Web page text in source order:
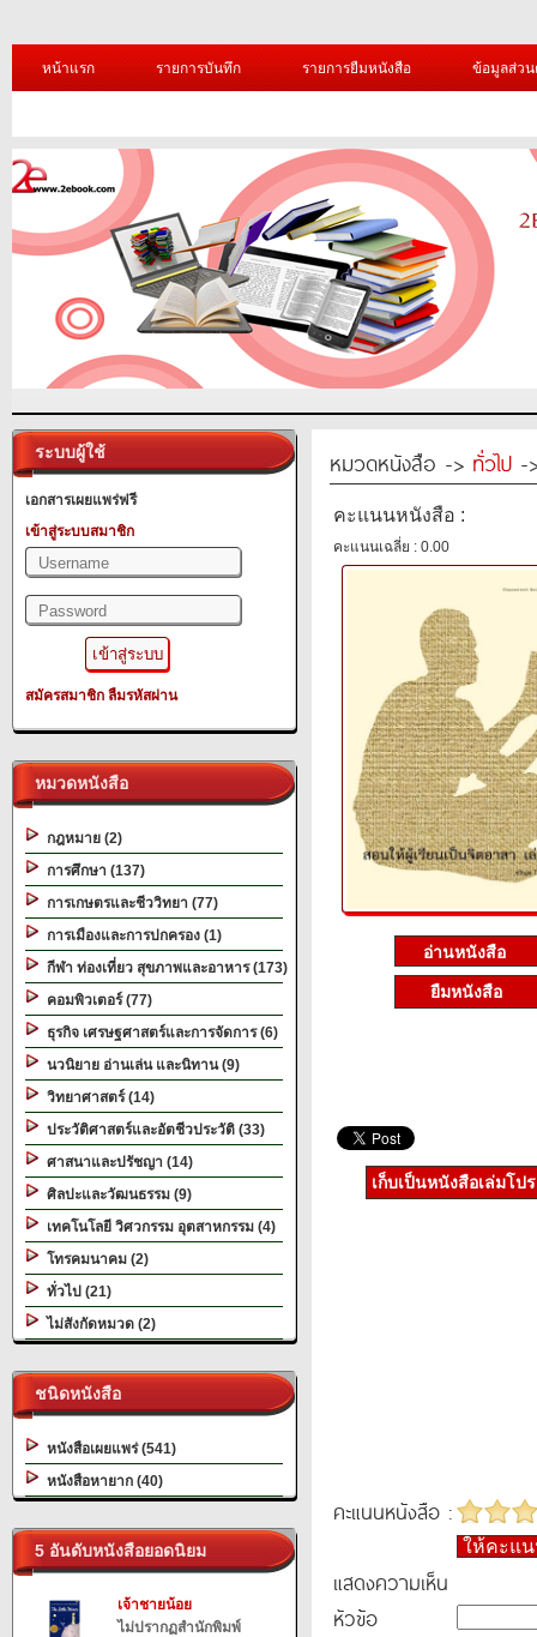
หน้าแรก รายการบันทึก รายการยืมหนังสือ ข้อมูลส่ว
ระบบผู้ใช้
เอกสารเผยแพร่ฟรี
เข้าสู่ระบบสมาชิก
สมัครสมาชิก ลืมรหัสผ่าน
หมวดหนังสือ
กฎหมาย (2)
การศึกษา (137)
การเกษตรและชีววิทยา (77)
การเมืองและการปกครอง (1)
กีฬา ท่องเที่ยว สุขภาพและอาหาร (173)
คอมพิวเตอร์ (77)
ธุรกิจ เศรษฐศาสตร์และการจัดการ (6)
นวนิยาย อ่านเล่น และนิทาน (9)
วิทยาศาสตร์ (14)
ประวัติศาสตร์และอัตชีวประวัติ (33)
ศาสนาและปรัชญา (14)
ศิลปะและวัฒนธรรม (9)
เทคโนโลยี วิศวกรรม อุตสาหกรรม (4)
โทรคมนาคม (2)
ทั่วไป (21)
ไม่สังกัดหมวด (2)
ชนิดหนังสือ
หนังสือเผยแพร่ (541)
หนังสือหายาก (40)
5 อันดับหนังสือยอดนิยม
เจ้าชายน้อย
ไม่ปรากฏสำนักพิมพ์
หมวดหนังสือ -> ทั่วไป -
คะแนนหนังสือ :
คะแนนเฉลี่ย : 0.00
ยืมหนังสือ
เก็บเป็นหนังสือเล่มโป
คะแนนหนังสือ :
ให้คะแ
แสดงความเห็น
หัวข้อ